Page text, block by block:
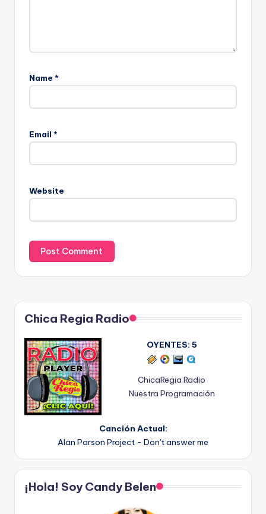
Name *
Email *
Website
Chica Regia Radio
OYENTES: 5
ChicaRegia Radio
Nuestra Programación
Canción Actual:
Alan Parson Project - Don't answer me
¡Hola! Soy Candy Belen